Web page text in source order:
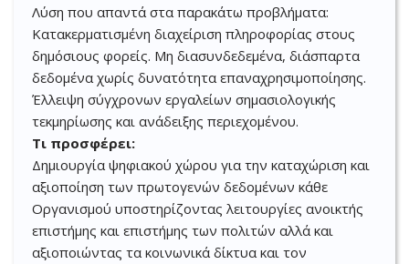
Λύση που απαντά στα παρακάτω προβλήματα:
Κατακερματισμένη διαχείριση πληροφορίας στους
δημόσιους φορείς. Μη διασυνδεδεμένα, διάσπαρτα
δεδομένα χωρίς δυνατότητα επαναχρησιμοποίησης.
Έλλειψη σύγχρονων εργαλείων σημασιολογικής
τεκμηρίωσης και ανάδειξης περιεχομένου.
Τι προσφέρει:
Δημιουργία ψηφιακού χώρου για την καταχώριση και
αξιοποίηση των πρωτογενών δεδομένων κάθε
Οργανισμού υποστηρίζοντας λειτουργίες ανοικτής
επιστήμης και επιστήμης των πολιτών αλλά και
αξιοποιώντας τα κοινωνικά δίκτυα και τον